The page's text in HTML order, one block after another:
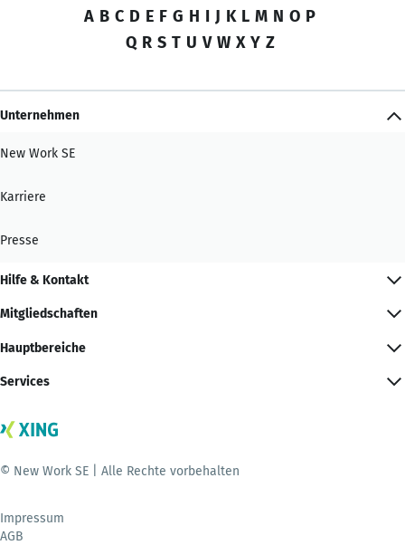
A B C D E F G H I J K L M N O P
Q R S T U V W X Y Z
Unternehmen
New Work SE
Karriere
Presse
Hilfe & Kontakt
Mitgliedschaften
Hauptbereiche
Services
© New Work SE | Alle Rechte vorbehalten
Impressum
AGB